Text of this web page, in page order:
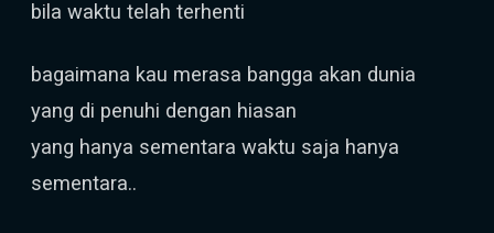
bila waktu telah terhenti
bagaimana kau merasa bangga akan dunia
yang di penuhi dengan hiasan
yang hanya sementara waktu saja hanya
sementara..